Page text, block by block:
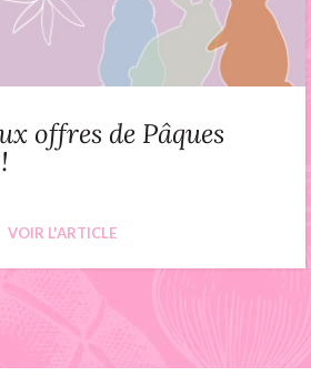
offres de Pâques
VOIR L'ARTICLE